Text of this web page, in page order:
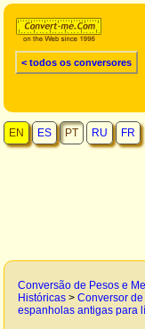
< todos os conversores
EN ES PT RU FR
Conversão de Pesos e
Históricas > Conversor
espanholas antigas para